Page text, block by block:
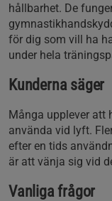
hållbarhet. De
för dig som vill ha
under hela
Kunderna säger
Många upplever att
använda vid lyft.
efter en tids
är att vänja sig vid
Vanliga frågor